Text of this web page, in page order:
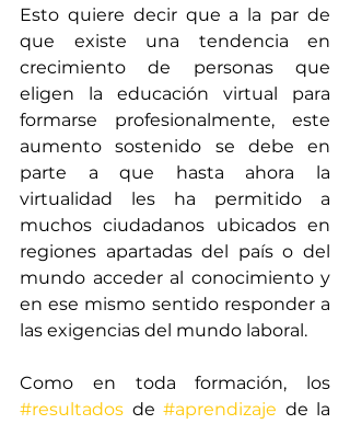
Esto quiere decir que a la par de
que existe una tendencia en
crecimiento de personas que
eligen la educación virtual para
formarse profesionalmente, este
aumento sostenido se debe en
parte a que hasta ahora la
virtualidad les ha permitido a
muchos ciudadanos ubicados en
regiones apartadas del país o del
mundo acceder al conocimiento y
en ese mismo sentido responder a
las exigencias del mundo laboral.
#resultados de #aprendizaje de la